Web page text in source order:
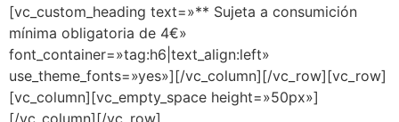
[vc_custom_heading text=»** Sujeta a consumición
mínima obligatoria de 4€»
font_container=»tag:h6|text_align:left»
use_theme_fonts=»yes»][/vc_column][/vc_row][vc_row]
[vc_column][vc_empty_space height=»50px»]
[/vc_column][/vc_row]